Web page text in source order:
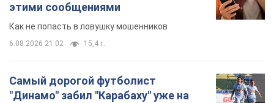
этими сообщениями
Как не попасть в ловушку мошенников
6.08.2026 21:02 15,4 т.
Самый дорогой футболист
"Динамо" забил "Карабаху" уже на